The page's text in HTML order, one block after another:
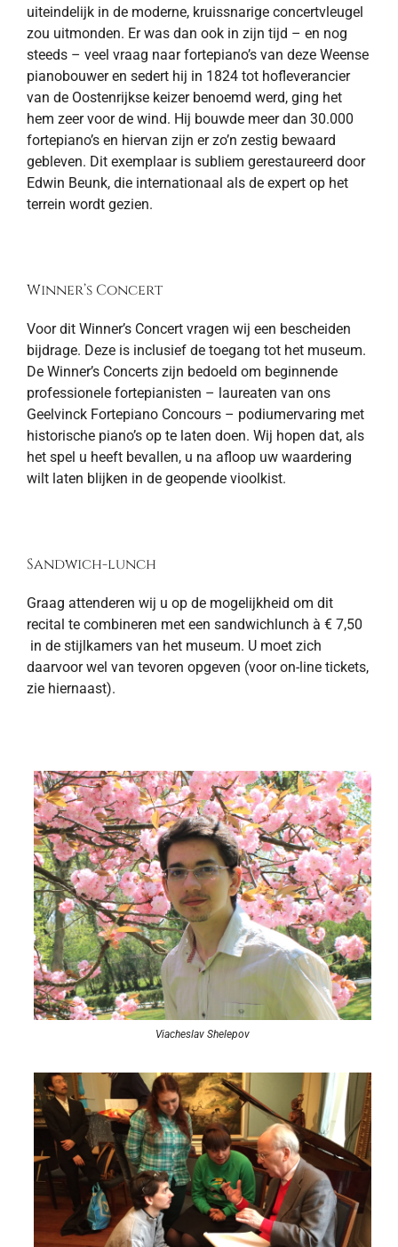
uiteindelijk in de moderne, kruissnarige concertvleugel
zou uitmonden. Er was dan ook in zijn tijd – en nog
steeds – veel vraag naar fortepiano’s van deze Weense
pianobouwer en sedert hij in 1824 tot hofleverancier
van de Oostenrijkse keizer benoemd werd, ging het
hem zeer voor de wind. Hij bouwde meer dan 30.000
fortepiano’s en hiervan zijn er zo’n zestig bewaard
gebleven. Dit exemplaar is subliem gerestaureerd door
Edwin Beunk, die internationaal als de expert op het
terrein wordt gezien.
Winner’s Concert
Voor dit Winner’s Concert vragen wij een bescheiden
bijdrage. Deze is inclusief de toegang tot het museum.
De Winner’s Concerts zijn bedoeld om beginnende
professionele fortepianisten – laureaten van ons
Geelvinck Fortepiano Concours – podiumervaring met
historische piano’s op te laten doen. Wij hopen dat, als
het spel u heeft bevallen, u na afloop uw waardering
wilt laten blijken in de geopende vioolkist.
Sandwich-lunch
Graag attenderen wij u op de mogelijkheid om dit
recital te combineren met een sandwichlunch à € 7,50
in de stijlkamers van het museum. U moet zich
daarvoor wel van tevoren opgeven (voor on-line tickets,
zie hiernaast).
Viacheslav Shelepov